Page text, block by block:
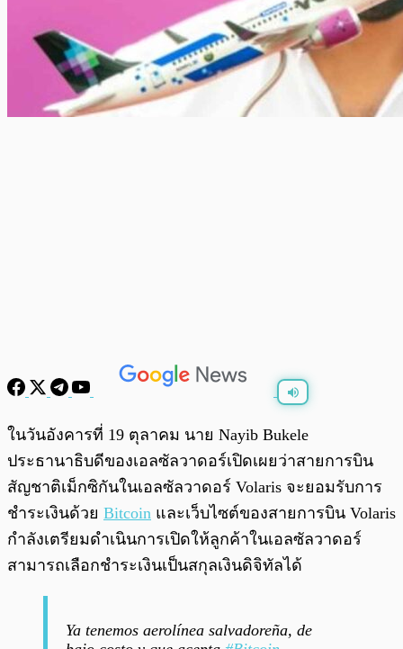
พร้อมเล่น
ในวันอังคารที่ 19 ตุลาคม นาย Nayib Bukele
ประธานาธิบดีของเอลซัลวาดอร์เปิดเผยว่าสายการบิน
สัญชาติเม็กซิกันในเอลซัลวาดอร์ Volaris จะยอมรับการ
ชำระเงินด้วย Bitcoin และเว็บไซต์ของสายการบิน Volaris
กำลังเตรียมดำเนินการเปิดให้ลูกค้าในเอลซัลวาดอร์
สามารถเลือกชำระเงินเป็นสกุลเงินดิจิทัลได้
Ya tenemos aerolínea salvadoreña, de